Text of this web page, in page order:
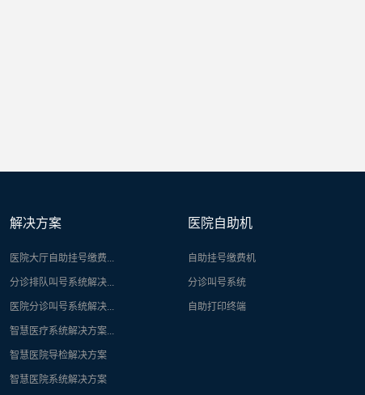
解决方案
医院大厅自助挂号缴费...
分诊排队叫号系统解决...
医院分诊叫号系统解决...
智慧医疗系统解决方案...
智慧医院导检解决方案
智慧医院系统解决方案
医院自助机
自助挂号缴费机
分诊叫号系统
自助打印终端